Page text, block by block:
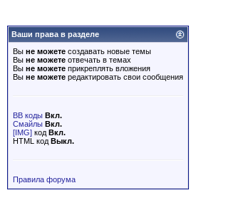
Ваши права в разделе
Вы не можете создавать новые темы
Вы не можете отвечать в темах
Вы не можете прикреплять вложения
Вы не можете редактировать свои сообщения
BB коды Вкл.
Смайлы Вкл.
[IMG] код Вкл.
HTML код Выкл.
Правила форума